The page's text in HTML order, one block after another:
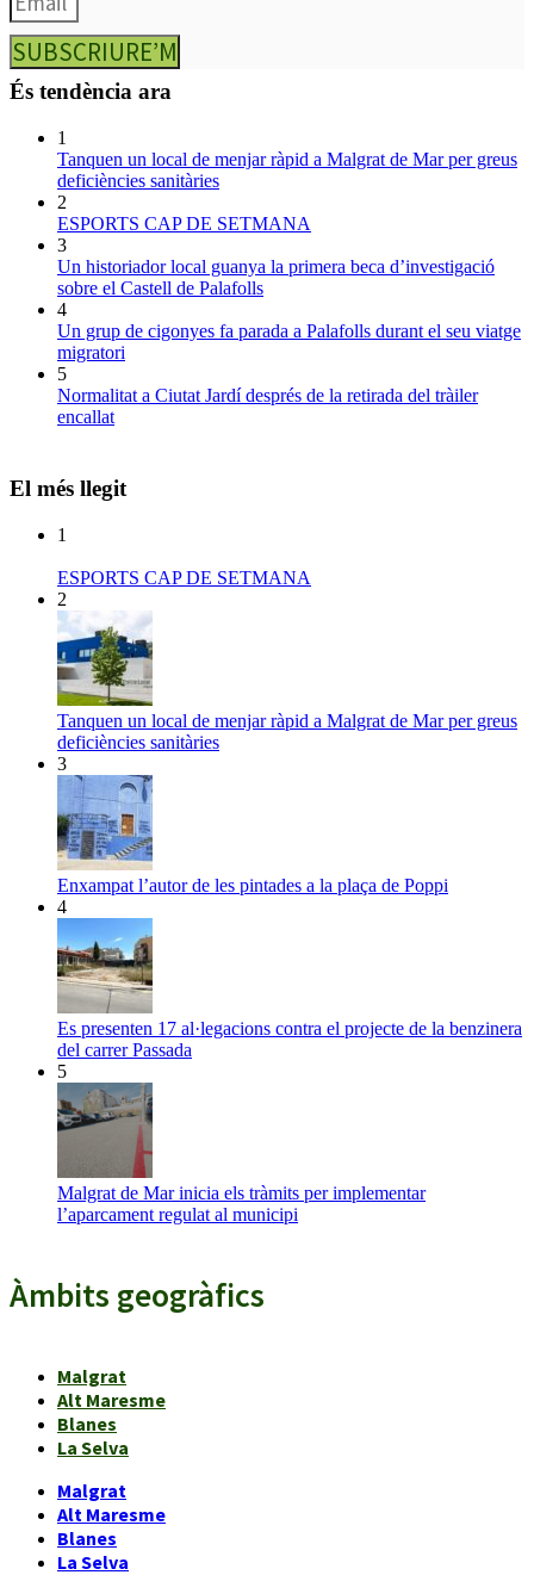
SUBSCRIURE’M
És tendència ara
1
Tanquen un local de menjar ràpid a Malgrat de Mar per greus
deficiències sanitàries
2
ESPORTS CAP DE SETMANA
3
Un historiador local guanya la primera beca d’investigació
sobre el Castell de Palafolls
4
Un grup de cigonyes fa parada a Palafolls durant el seu viatge
migratori
5
Normalitat a Ciutat Jardí després de la retirada del tràiler
encallat
El més llegit
1
ESPORTS CAP DE SETMANA
2
Tanquen un local de menjar ràpid a Malgrat de Mar per greus
deficiències sanitàries
3
Enxampat l’autor de les pintades a la plaça de Poppi
4
Es presenten 17 al·legacions contra el projecte de la benzinera
del carrer Passada
5
Malgrat de Mar inicia els tràmits per implementar
l’aparcament regulat al municipi
Àmbits geogràfics
Malgrat
Alt Maresme
Blanes
La Selva
Malgrat
Alt Maresme
Blanes
La Selva